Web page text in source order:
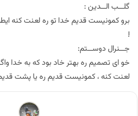
: گلــب الــدین
برو کمونیست قدیم خدا تو ره لعنت کنه
!
:جــنرال دوســتم
لعنت کنه ، کمونیست قدیم ره یا پشت